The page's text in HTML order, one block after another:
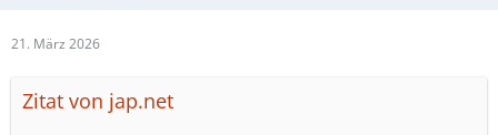
21. März 2026
Zitat von jap.net